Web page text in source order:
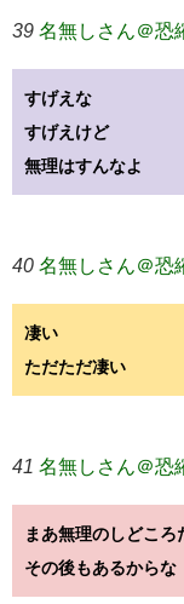
39 名無しさん＠恐
すげえな
すげえけど
無理はすんなよ
40 名無しさん＠恐
凄い
ただただ凄い
41 名無しさん＠恐
まあ無理のしどころ
その後もあるからな